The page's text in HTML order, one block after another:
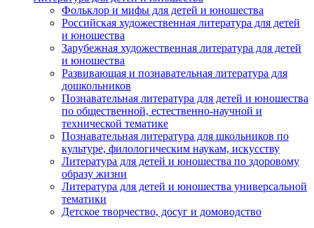
Фольклор и мифы для детей и юношества
Российская художественная литература для детей
и юношества
Зарубежная художественная литература для детей
и юношества
Развивающая и познавательная литература для
дошкольников
Познавательная литература для детей и юношества
по общественной, естественно-научной и
технической тематике
Познавательная литература для школьников по
культуре, филологическим наукам, искусству
Литература для детей и юношества по здоровому
образу жизни
Литература для детей и юношества универсальной
тематики
Детское творчество, досуг и домоводство